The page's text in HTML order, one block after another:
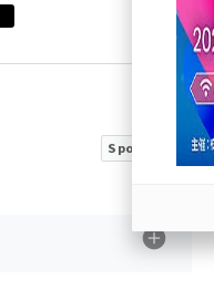
Sponsored